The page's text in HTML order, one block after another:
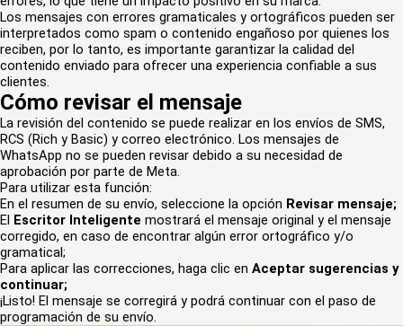
Los mensajes con errores gramaticales y ortográficos pueden ser
interpretados como spam o contenido engañoso por quienes los
reciben, por lo tanto, es importante garantizar la calidad del
contenido enviado para ofrecer una experiencia confiable a sus
clientes.
Cómo revisar el mensaje
La revisión del contenido se puede realizar en los envíos de SMS,
RCS (Rich y Basic) y correo electrónico. Los mensajes de
WhatsApp no se pueden revisar debido a su necesidad de
aprobación por parte de Meta.
Para utilizar esta función:
En el resumen de su envío, seleccione la opción Revisar mensaje;
El Escritor Inteligente mostrará el mensaje original y el mensaje
corregido, en caso de encontrar algún error ortográfico y/o
gramatical;
Para aplicar las correcciones, haga clic en Aceptar sugerencias y
continuar;
¡Listo! El mensaje se corregirá y podrá continuar con el paso de
programación de su envío.